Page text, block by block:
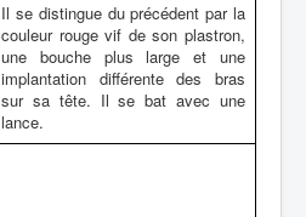
Il se distingue du précédent par la
couleur rouge vif de son plastron,
une bouche plus large et une
implantation différente des bras
sur sa tête. Il se bat avec une
lance.